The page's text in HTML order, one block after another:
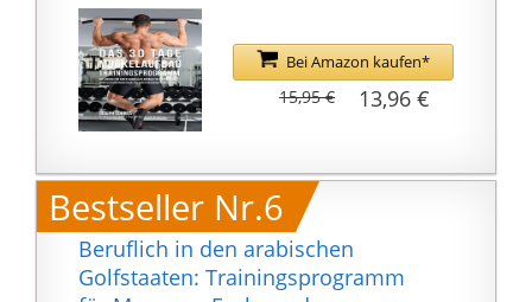
Pacer Uhr zeichnet sich
durch ein ultraleichtes
Design & Gehäuse und
Benutzerfreundlichkeit
aus.
Das MIP-Farb-Display
sorgt für einen
Bei Amazon kaufen*
13,96 €
15,95 €
Bestseller Nr.6
Beruflich in den arabischen
Golfstaaten: Trainingsprogramm